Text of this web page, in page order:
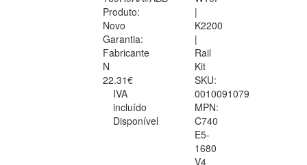
Produto:
Novo
Garantia:
Fabricante
N
22.31€
IVA
incluído
Disponível
|
K2200
|
Rail
Kit
SKU:
0010091079
MPN:
C740
E5-
1680
V4